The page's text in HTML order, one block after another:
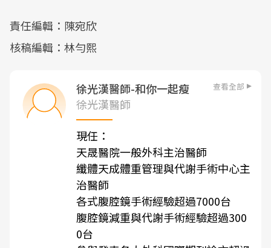
責任編輯：陳宛欣
核稿編輯：林勻熙
徐光漢醫師-和你一起瘦 查看全部
徐光漢醫師
現任：
天晟醫院一般外科主治醫師
纖體天成體重管理與代謝手術中心主
治醫師
各式腹腔鏡手術經驗超過7000台
腹腔鏡減重與代謝手術經驗超過300
0台